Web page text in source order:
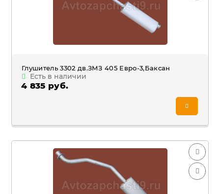
Глушитель 3302 дв.ЗМЗ 405 Евро-3,Баксан
Есть в наличии
4 835 руб.